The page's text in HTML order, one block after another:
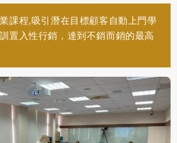
課程,吸引潛在目標顧客自動上門學
置入性行銷，達到不銷而銷的最高